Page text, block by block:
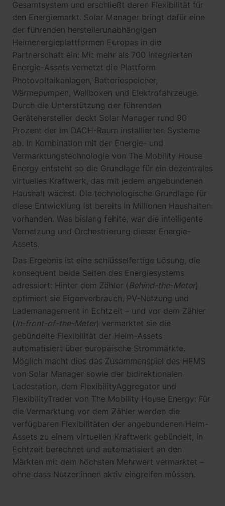
Gesamtsystem und erschließt deren Flexibilität für
den Energiemarkt. Solar Manager bringt dafür eine
der führenden herstellerunabhängigen
Heimenergieplattformen Europas in die
Partnerschaft ein: Mit mehr als 700 integrierten
Energie-Assets vernetzt die Plattform
Photovoltaikanlagen, Batteriespeicher,
Wärmepumpen, Wallboxen und Elektrofahrzeuge.
Durch die Unterstützung der führenden
Gerätehersteller deckt Solar Manager rund 90
Prozent der im DACH-Raum installierten Systeme
ab. In Kombination mit der Energie- und
Vermarktungstechnologie von The Mobility House
Energy entsteht so die Grundlage für ein dezentrales
virtuelles Kraftwerk, das mit jedem angebundenen
Haushalt wächst. Die technologische Grundlage für
diese Entwicklung ist bereits in Millionen Haushalten
vorhanden. Was bislang fehlte, war die intelligente
Vernetzung und Orchestrierung dieser Energie-
Assets.
Das Ergebnis ist eine schlüsselfertige Lösung, die
konsequent beide Seiten des Energiesystems
adressiert: Hinter dem Zähler (Behind-the-Meter)
optimiert sie Eigenverbrauch, PV-Nutzung und
Lademanagement in Echtzeit – und vor dem Zähler
(In-front-of-the-Meter) vermarktet sie die
gebündelte Flexibilität der Heim-Assets
automatisiert über europäische Strommärkte.
Möglich macht dies das Zusammenspiel des HEMS
von Solar Manager sowie der bidirektionalen
Ladestation, dem FlexibilityAggregator und
FlexibilityTrader von The Mobility House Energy: Für
die Vermarktung vor dem Zähler werden die
verfügbaren Flexibilitäten der angebundenen Heim-
Assets zu einem virtuellen Kraftwerk gebündelt, in
Echtzeit berechnet und automatisiert an den
Märkten mit dem höchsten Mehrwert vermarktet –
ohne dass Nutzer:innen aktiv eingreifen müssen.